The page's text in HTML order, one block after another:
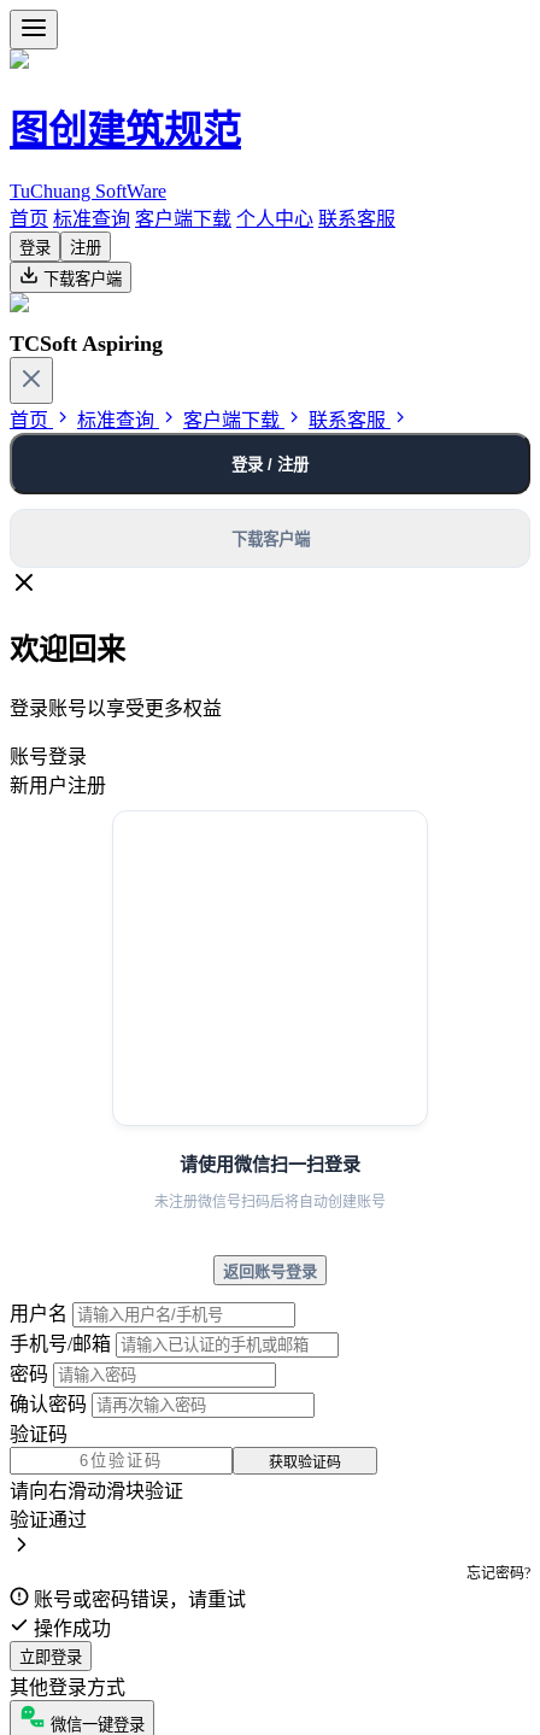
图创建筑规范
TuChuang SoftWare
首页 标准查询 客户端下载 个人中心 联系客服
登录
注册
下载客户端
TCSoft Aspiring
首页 标准查询 客户端下载 联系客服
登录 / 注册
下载客户端
欢迎回来
登录账号以享受更多权益
账号登录
新用户注册
请使用微信扫一扫登录
未注册微信号扫码后将自动创建账号
返回账号登录
用户名
手机号/邮箱
密码
确认密码
验证码
获取验证码
请向右滑动滑块验证
验证通过
忘记密码?
账号或密码错误，请重试
操作成功
立即登录
其他登录方式
微信一键登录